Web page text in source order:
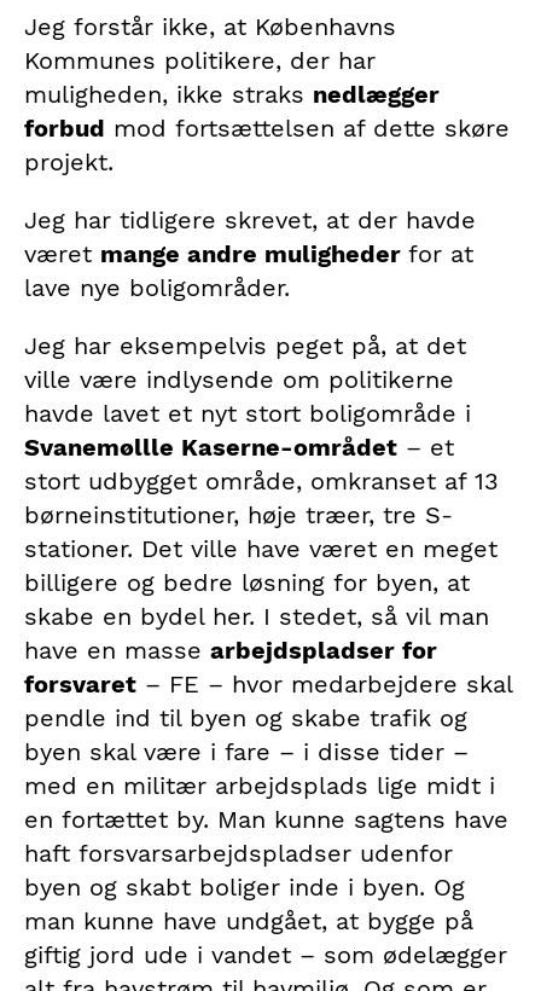
Jeg forstår ikke, at Københavns
Kommunes politikere, der har
muligheden, ikke straks nedlægger
forbud mod fortsættelsen af dette skøre
projekt.
Jeg har tidligere skrevet, at der havde
været mange andre muligheder for at
lave nye boligområder.
Jeg har eksempelvis peget på, at det
ville være indlysende om politikerne
havde lavet et nyt stort boligområde i
Svanemøllle Kaserne-området – et
stort udbygget område, omkranset af 13
børneinstitutioner, høje træer, tre S-
stationer. Det ville have været en meget
billigere og bedre løsning for byen, at
skabe en bydel her. I stedet, så vil man
have en masse arbejdspladser for
forsvaret – FE – hvor medarbejdere skal
pendle ind til byen og skabe trafik og
byen skal være i fare – i disse tider –
med en militær arbejdsplads lige midt i
en fortættet by. Man kunne sagtens have
haft forsvarsarbejdspladser udenfor
byen og skabt boliger inde i byen. Og
man kunne have undgået, at bygge på
giftig jord ude i vandet – som ødelægger